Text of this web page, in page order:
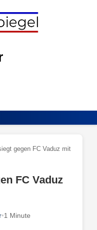
gegen FC Vaduz mit
FC Vaduz
•1 Minute